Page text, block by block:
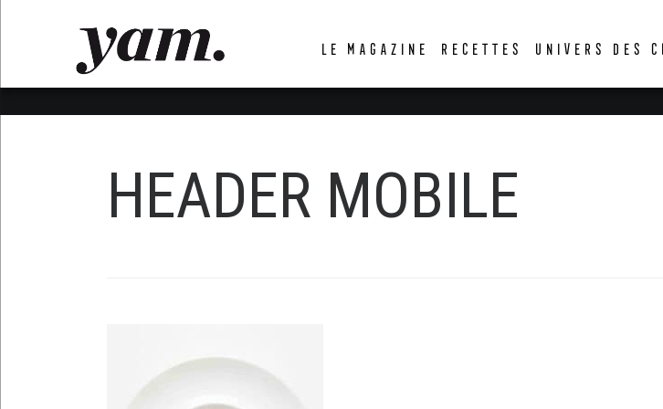
LE MAGAZINE RECETTES UNIVERS DES
HEADER MOBILE